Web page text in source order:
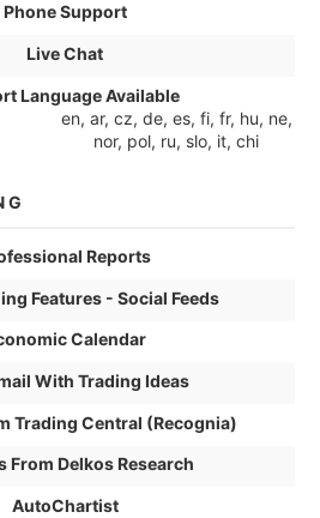
Phone Support
Live Chat
Language Available
en, ar, cz, de, es, fi, fr, hu, ne,
nor, pol, ru, slo, it, chi
Reports
Features - Social Feeds
Calendar
With Trading Ideas
Trading Central (Recognia)
From Delkos Research
AutoChartist